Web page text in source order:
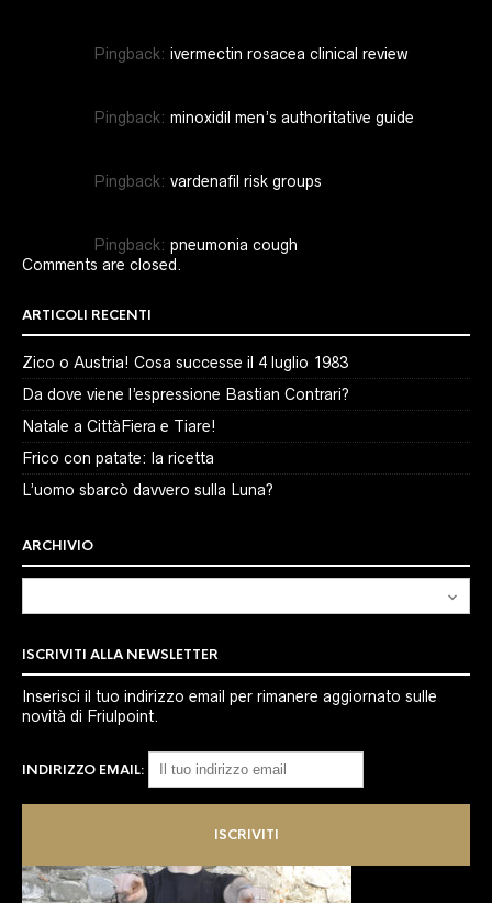
Pingback: ivermectin rosacea clinical review
Pingback: minoxidil men’s authoritative guide
Pingback: vardenafil risk groups
Pingback: pneumonia cough
Comments are closed.
ARTICOLI RECENTI
Zico o Austria! Cosa successe il 4 luglio 1983
Da dove viene l’espressione Bastian Contrari?
Natale a CittàFiera e Tiare!
Frico con patate: la ricetta
L’uomo sbarcò davvero sulla Luna?
ARCHIVIO
ISCRIVITI ALLA NEWSLETTER
Inserisci il tuo indirizzo email per rimanere aggiornato sulle
novità di Friulpoint.
INDIRIZZO EMAIL: